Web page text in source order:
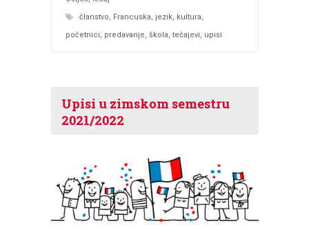
članstvo, Francuska, jezik, kultura,
početnici, predavanje, škola, tečajevi, upisi
Upisi u zimskom semestru
2021/2022